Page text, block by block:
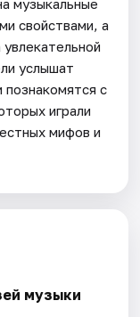
музыкальные
свойствами, а
услышат
с
играли
мифов и
музыки